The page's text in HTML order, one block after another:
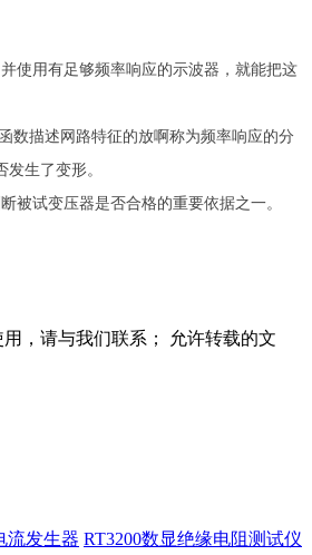
使用有足够频率响应的示波器，就能把这
数描述网路特征的放啊称为频率响应的分
生了变形。
被试变压器是否合格的重要依据之一。
，请与我们联系； 允许转载的文
流发生器 RT3200数显绝缘电阻测试仪